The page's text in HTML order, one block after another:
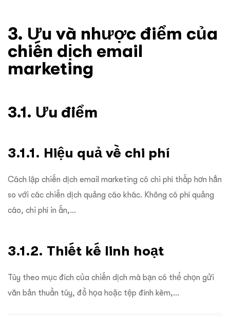
3. Ưu và nhược điểm của
chiến dịch email
marketing
3.1. Ưu điểm
3.1.1. Hiệu quả về chi phí
Cách lập chiến dịch email marketing có chi phí thấp hơn hẳn
so với các chiến dịch quảng cáo khác. Không có phí quảng
cáo, chi phí in ấn,…
3.1.2. Thiết kế linh hoạt
Tùy theo mục đích của chiến dịch mà bạn có thể chọn gửi
văn bản thuần túy, đồ họa hoặc tệp đính kèm,…